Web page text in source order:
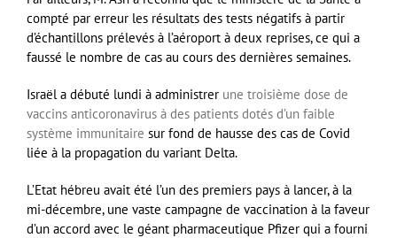
compté par erreur les résultats des tests négatifs à partir
d’échantillons prélevés à l’aéroport à deux reprises, ce qui a
faussé le nombre de cas au cours des dernières semaines.
Israël a débuté lundi à administrer une troisième dose de
vaccins anticoronavirus à des patients dotés d’un faible
système immunitaire sur fond de hausse des cas de Covid
liée à la propagation du variant Delta.
L’Etat hébreu avait été l’un des premiers pays à lancer, à la
mi-décembre, une vaste campagne de vaccination à la faveur
d’un accord avec le géant pharmaceutique Pfizer qui a fourni